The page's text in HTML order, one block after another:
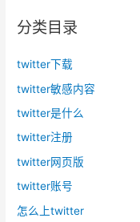
分类目录
twitter下载
twitter敏感内容
twitter是什么
twitter注册
twitter网页版
twitter账号
怎么上twitter